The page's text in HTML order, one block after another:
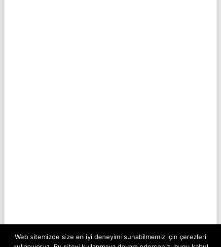
Web sitemizde size en iyi deneyimi sunabilmemiz için çerezleri